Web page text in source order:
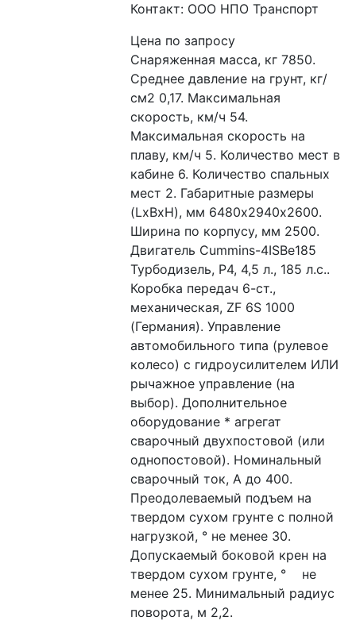
Контакт: ООО НПО Транспорт
Цена по запросу
Снаряженная масса, кг 7850.
Среднее давление на грунт, кг/
см2 0,17. Максимальная
скорость, км/ч 54.
Максимальная скорость на
плаву, км/ч 5. Количество мест в
кабине 6. Количество спальных
мест 2. Габаритные размеры
(LxBxH), мм 6480х2940х2600.
Ширина по корпусу, мм 2500.
Двигатель Cummins-4ISBe185
Турбодизель, Р4, 4,5 л., 185 л.с..
Коробка передач 6-ст.,
механическая, ZF 6S 1000
(Германия). Управление
автомобильного типа (рулевое
колесо) с гидроусилителем ИЛИ
рычажное управление (на
выбор). Дополнительное
оборудование * агрегат
сварочный двухпостовой (или
однопостовой). Номинальный
сварочный ток, А до 400.
Преодолеваемый подъем на
твердом сухом грунте с полной
нагрузкой, ° не менее 30.
Допускаемый боковой крен на
твердом сухом грунте, °    не
менее 25. Минимальный радиус
поворота, м 2,2.